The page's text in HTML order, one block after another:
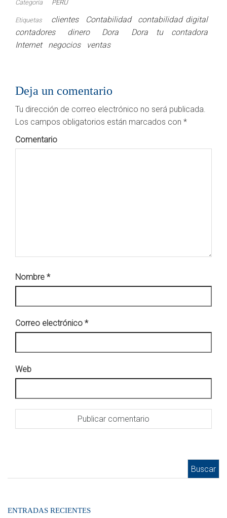
Categoría PERÚ
Etiquetas clientes Contabilidad
contabilidad digital
contadores
dinero Dora
Dora tu contadora
Internet
negocios ventas
Deja un comentario
Tu dirección de correo electrónico no será publicada.
Los campos obligatorios están marcados con *
Comentario
Nombre *
Correo electrónico *
Web
ENTRADAS RECIENTES